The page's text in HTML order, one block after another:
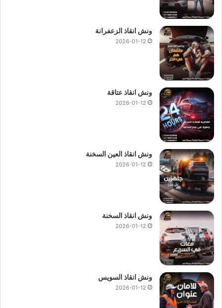
ونش انقاذ الزعفرانة
2026-01-12
ونش انقاذ عتاقة
2026-01-12
ونش انقاذ العين السخنة
2026-01-12
ونش انقاذ السخنة
2026-01-12
ونش انقاذ السويس
2026-01-12